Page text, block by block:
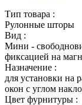
Тип товара :
Рулонные шторы
Вид :
Мини -
фиксацией на
Назначение :
для установки на
окон с углом
Цвет фурнитуры :